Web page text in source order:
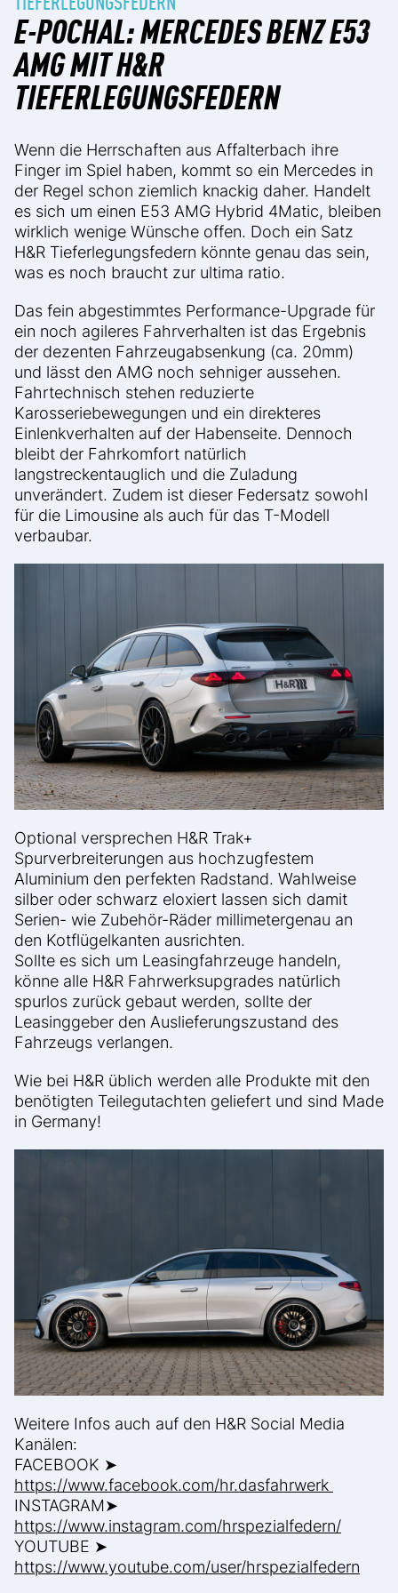
E-POCHAL: MERCEDES BENZ E53
AMG MIT H&R
TIEFERLEGUNGSFEDERN
Wenn die Herrschaften aus Affalterbach ihre
Finger im Spiel haben, kommt so ein Mercedes in
der Regel schon ziemlich knackig daher. Handelt
es sich um einen E53 AMG Hybrid 4Matic, bleiben
wirklich wenige Wünsche offen. Doch ein Satz
H&R Tieferlegungsfedern könnte genau das sein,
was es noch braucht zur ultima ratio.
Das fein abgestimmtes Performance-Upgrade für
ein noch agileres Fahrverhalten ist das Ergebnis
der dezenten Fahrzeugabsenkung (ca. 20mm)
und lässt den AMG noch sehniger aussehen.
Fahrtechnisch stehen reduzierte
Karosseriebewegungen und ein direkteres
Einlenkverhalten auf der Habenseite. Dennoch
bleibt der Fahrkomfort natürlich
langstreckentauglich und die Zuladung
unverändert. Zudem ist dieser Federsatz sowohl
für die Limousine als auch für das T-Modell
verbaubar.
Optional versprechen H&R Trak+
Spurverbreiterungen aus hochzugfestem
Aluminium den perfekten Radstand. Wahlweise
silber oder schwarz eloxiert lassen sich damit
Serien- wie Zubehör-Räder millimetergenau an
den Kotflügelkanten ausrichten.
Sollte es sich um Leasingfahrzeuge handeln,
könne alle H&R Fahrwerksupgrades natürlich
spurlos zurück gebaut werden, sollte der
Leasinggeber den Auslieferungszustand des
Fahrzeugs verlangen.
Wie bei H&R üblich werden alle Produkte mit den
benötigten Teilegutachten geliefert und sind Made
in Germany!
Weitere Infos auch auf den H&R Social Media
Kanälen:
FACEBOOK ➤
https://www.facebook.com/hr.dasfahrwerk
INSTAGRAM➤
https://www.instagram.com/hrspezialfedern/
YOUTUBE ➤
https://www.youtube.com/user/hrspezialfedern